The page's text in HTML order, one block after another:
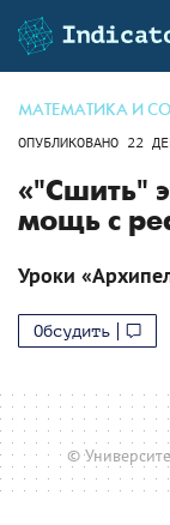
МАТЕМАТИКА И
ОПУБЛИКОВАНО 22
«"Сшить"
мощь с
Уроки
Обсудить
©